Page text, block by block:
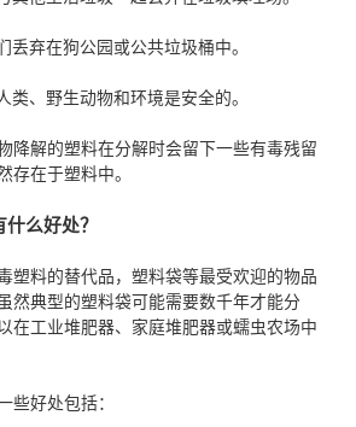
弃在狗公园或公共垃圾桶中。
、野生动物和环境是安全的。
降解的塑料在分解时会留下一些有毒残留
存在于塑料中。
么好处？
塑料的替代品，塑料袋等最受欢迎的物品
然典型的塑料袋可能需要数千年才能分
在工业堆肥器、家庭堆肥器或蠕虫农场中
些好处包括：